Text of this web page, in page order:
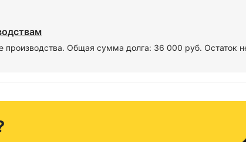
производства. Общая сумма долга: 36 000 руб. Остаток